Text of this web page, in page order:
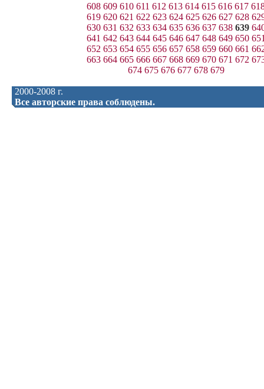
608 609 610 611 612 613 614 615 616 617
619 620 621 622 623 624 625 626 627 628
630 631 632 633 634 635 636 637 638 639
641 642 643 644 645 646 647 648 649 650
652 653 654 655 656 657 658 659 660 661
663 664 665 666 667 668 669 670 671 672
674 675 676 677 678 679
2000-2008 г.
Все авторские права соблюдены.